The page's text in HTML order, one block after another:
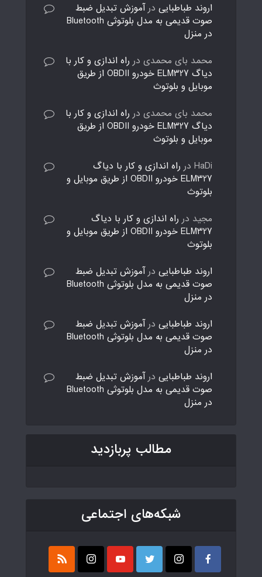
اروند طباطبایی درآموزش تبدیل ضبط
صوت قدیمی به مدل بلوتوثی Bluetooth
در منزل
محمد بای محمدی در راه اندازی و کار با
دیاگ ELM327 خودرو OBDII از طریق
موبایل و بلوتوث
محمد بای محمدی در راه اندازی و کار با
دیاگ ELM327 خودرو OBDII از طریق
موبایل و بلوتوث
HaDi در راه اندازی و کار با دیاگ
ELM327 خودرو OBDII از طریق موبایل و
بلوتوث
مجید در راه اندازی و کار با دیاگ
ELM327 خودرو OBDII از طریق موبایل و
بلوتوث
اروند طباطبایی درآموزش تبدیل ضبط
صوت قدیمی به مدل بلوتوثی Bluetooth
در منزل
اروند طباطبایی درآموزش تبدیل ضبط
صوت قدیمی به مدل بلوتوثی Bluetooth
در منزل
اروند طباطبایی درآموزش تبدیل ضبط
صوت قدیمی به مدل بلوتوثی Bluetooth
در منزل
مطالب پربازدید
شبکه‌های اجتماعی